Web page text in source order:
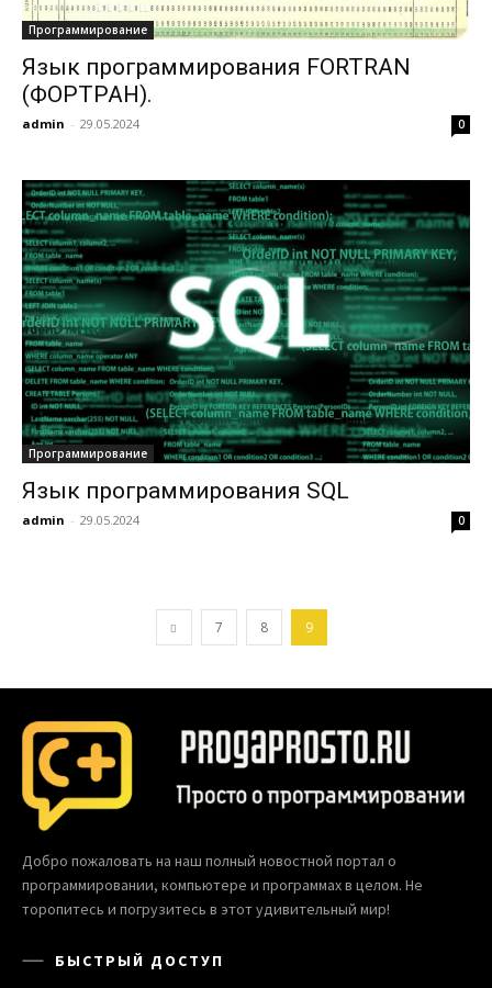
Программирование
Язык программирования FORTRAN
(ФОРТРАН).
admin - 29.05.2024 0
Программирование
Язык программирования SQL
admin - 29.05.2024 0
7 8 9
Добро пожаловать на наш полный новостной портал о
программировании, компьютере и программах в целом. Не
торопитесь и погрузитесь в этот удивительный мир!
БЫСТРЫЙ ДОСТУП